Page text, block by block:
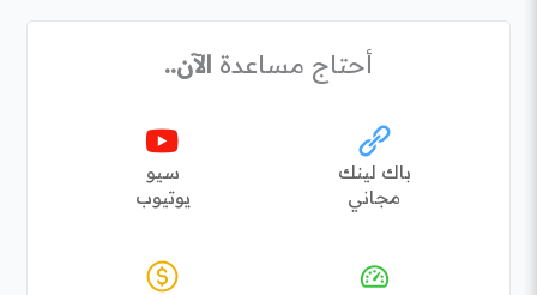
أحتاج مساعدة الآن..
باك لينك
مجاني
سيو
يوتيوب